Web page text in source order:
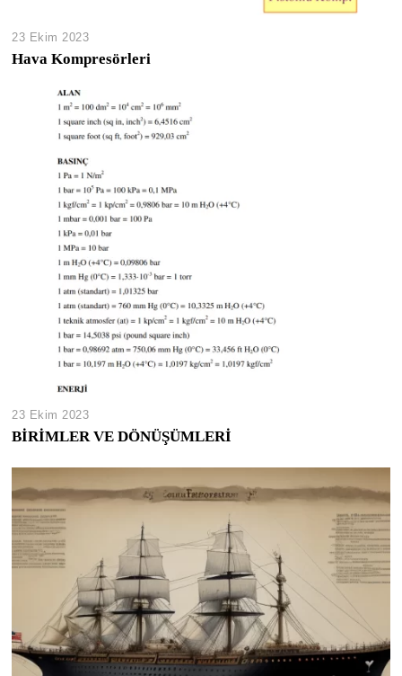
23 Ekim 2023
Hava Kompresörleri
23 Ekim 2023
BİRİMLER VE DÖNÜŞÜMLERİ